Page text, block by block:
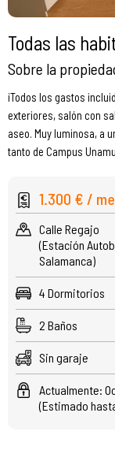
Todas las
Sobre la
¡Todos los gastos
exteriores, salón con
aseo. Muy luminosa, a
tanto de Campus
1.300 € /
Calle Regajo
(Estación
Salamanca)
4 Dormitorios
2 Baños
Sin garaje
Actualmente:
(Estimado